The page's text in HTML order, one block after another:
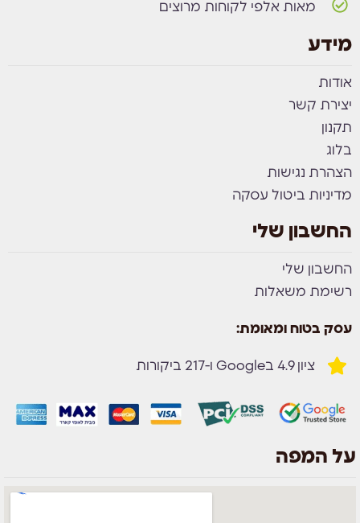
מאות אלפי לקוחות מרוצים
מידע
אודות
יצירת קשר
תקנון
בלוג
הצהרת נגישות
מדיניות ביטול עסקה
החשבון שלי
החשבון שלי
רשימת משאלות
עסק בטוח ומאומת:
ציון 4.9 בGoogle ו-217 ביקורות
על המפה